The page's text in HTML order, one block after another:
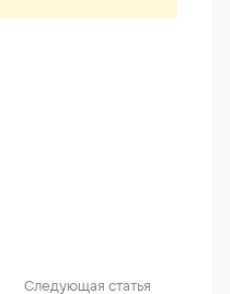
Следующая статья